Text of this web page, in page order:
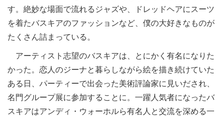
す。絶妙な場面で流れるジャズや、ドレッドヘアにスーツ
を着たバスキアのファッションなど、僕の大好きなものが
たくさん詰まっている。
アーティスト志望のバスキアは、とにかく有名になりた
かった。恋人のジーナと暮らしながら絵を描き続けていた
ある日、パーティーで出会った美術評論家に見いだされ、
名門グループ展に参加することに。一躍人気者になったバ
スキアはアンディ・ウォーホルら有名人と交流を深める一